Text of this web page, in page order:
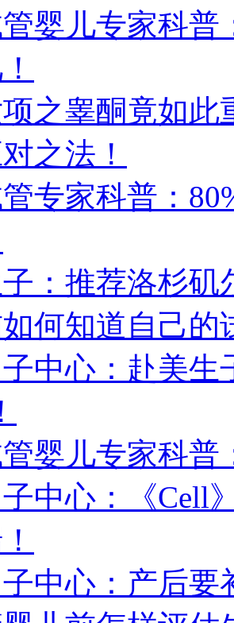
婴儿专家科普
之睾酮竟如此
之法！
专家科普：
：推荐洛杉
何知道自己
中心：赴美生
婴儿专家科
中心：《Cell
中心：产后要